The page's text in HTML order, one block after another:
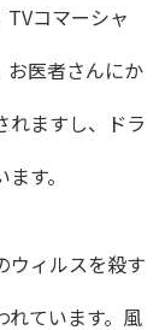
コマーシャ
お医者さんにか
れますし、ドラ
す。
ウィルスを殺す
れています。風